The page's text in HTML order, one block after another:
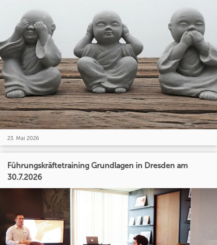
23. Mai 2026
Führungskräftetraining Grundlagen in Dresden am
30.7.2026